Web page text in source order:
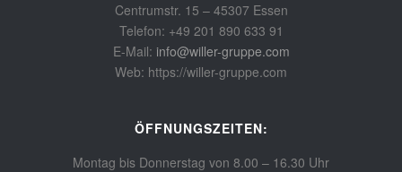
Centrumstr. 15 – 45307 Essen
Telefon: +49 201 890 633 91
E-Mail: info@willer-gruppe.com
Web: https://willer-gruppe.com
ÖFFNUNGSZEITEN:
Montag bis Donnerstag von 8.00 – 16.30 Uhr